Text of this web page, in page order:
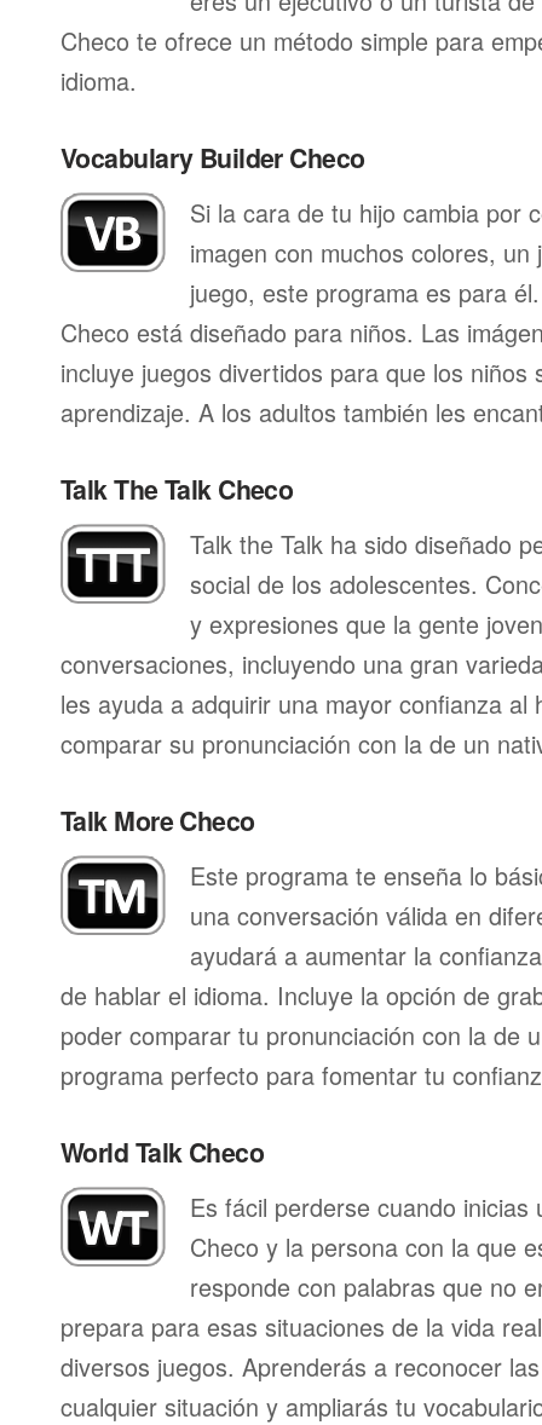
Checo te ofrece un método simple para
idioma.
Vocabulary Builder Checo
Si la cara de tu hijo cambia por
imagen con muchos colores,
juego, este programa es para
Checo está diseñado para niños. Las
incluye juegos divertidos para que los niños
aprendizaje. A los adultos también les
Talk The Talk Checo
Talk the Talk ha sido diseñado
social de los adolescentes.
y expresiones que la gente
conversaciones, incluyendo una gran
les ayuda a adquirir una mayor confianza al
comparar su pronunciación con la de un
Talk More Checo
Este programa te enseña lo
una conversación válida en
ayudará a aumentar la
de hablar el idioma. Incluye la opción de
poder comparar tu pronunciación con la de
programa perfecto para fomentar tu
World Talk Checo
Es fácil perderse cuando inicias
Checo y la persona con la que
responde con palabras que no
prepara para esas situaciones de la vida
diversos juegos. Aprenderás a reconocer
cualquier situación y ampliarás tu